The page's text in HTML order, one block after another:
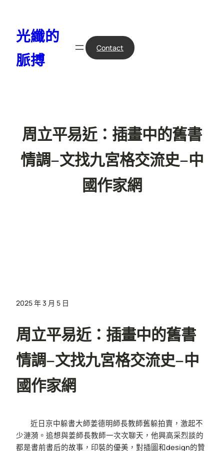
光纖的
脈搏
Contact
周立平易近：插畫中的舊書
情調–文找九宮格交流史–中
國作家網
2025 年 3 月 5 日
周立平易近：插畫中的舊書
情調–文找九宮格交流史–中
國作家網
近日京中躲書大師姜德明師長教師舊躲拍賣，激起不
少漣漪。追想與姜師長教師一次次聊天，他興高采烈談的
都是書前書后的故事，印裝的優美，對插圖和design的贊